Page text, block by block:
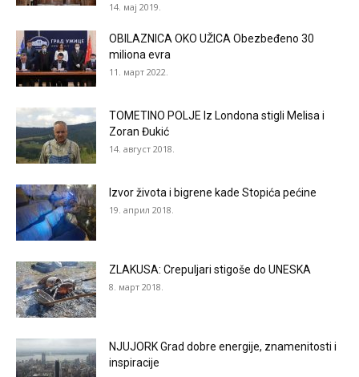
14. мај 2019.
OBILAZNICA OKO UŽICA Obezbeđeno 30
miliona evra
11. март 2022.
TOMETINO POLJE Iz Londona stigli Melisa i
Zoran Đukić
14. август 2018.
Izvor života i bigrene kade Stopića pećine
19. април 2018.
ZLAKUSA: Crepuljari stigoše do UNESKA
8. март 2018.
NJUJORK Grad dobre energije, znamenitosti i
inspiracije